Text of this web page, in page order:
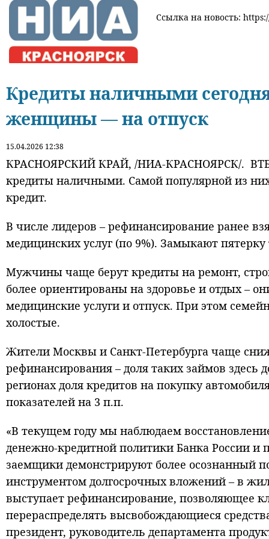
Ссылка на новость:
Кредиты наличными
женщины — на отпуск
15.04.2026 12:38
КРАСНОЯРСКИЙ КРАЙ, /НИА-КРАСНОЯРСК/. ВТБ
кредиты наличными. Самой популярной из
кредит.
В числе лидеров – рефинансирование ранее
медицинских услуг (по 9%). Замыкают пятерку
Мужчины чаще берут кредиты на ремонт,
более ориентированы на здоровье и отдых –
медицинские услуги и отпуск. При этом
холостые.
Жители Москвы и Санкт-Петербурга чаще
рефинансирования – доля таких займов здесь
регионах доля кредитов на покупку
показателей на 3 п.п.
«В текущем году мы наблюдаем
денежно-кредитной политики Банка России и
заемщики демонстрируют более осознанный
инструментом долгосрочных вложений – в
выступает рефинансирование, позволяющее
перераспределять высвобождающиеся
президент, руководитель департамента